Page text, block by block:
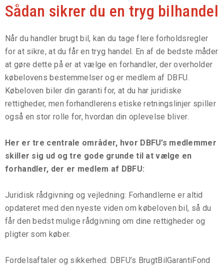
Sådan sikrer du en tryg bilhandel
Når du handler brugt bil, kan du tage flere forholdsregler
for at sikre, at du får en tryg handel. En af de bedste måder
at gøre dette på er at vælge en forhandler, der overholder
købelovens bestemmelser og er medlem af DBFU.
Købeloven biler din garanti for, at du har juridiske
rettigheder, men forhandlerens etiske retningslinjer spiller
også en stor rolle for, hvordan din oplevelse bliver.
Her er tre centrale områder, hvor DBFU’s medlemmer
skiller sig ud og tre gode grunde til at vælge en
forhandler, der er medlem af DBFU:
Juridisk rådgivning og vejledning: Forhandlerne er altid
opdateret med den nyeste viden om købeloven bil, så du
får den bedst mulige rådgivning om dine rettigheder og
pligter som køber.
Fordelsaftaler og sikkerhed: DBFU’s BrugtBilGarantiFond